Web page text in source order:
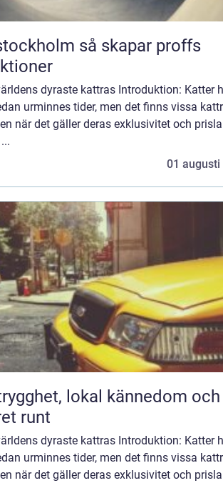
skapar proffs
dyraste kattras Introduktion: Katter
urminnes tider, men det finns vissa
när det gäller deras exklusivitet och
01 augusti
runt
dyraste kattras Introduktion: Katter
urminnes tider, men det finns vissa
när det gäller deras exklusivitet och